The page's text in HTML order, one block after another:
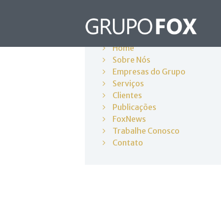
Products
Home
Sobre Nós
Empresas do Grupo
Serviços
Clientes
Publicações
FoxNews
Trabalhe Conosco
Contato